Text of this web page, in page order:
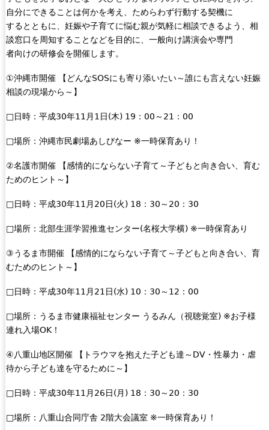
-
m
a
)
d
s
e
a
自分にできることは何かを考え、ためらわず行動する契機に
するとともに、妊娠や子育てに悩む親が気軽に相談できるよう、相
談窓口を周知することなどを目的に、一般向け講演会や専門
者向けの研修会を開催します。
①沖縄市開催 【どんなSOSにも寄り添いたい～誰にも言えない妊娠
相談の現場から～】
□日時：平成30年11月1日(木) 19：00～21：00
□場所：沖縄市民劇場あしびなー ※一時保育あり！
②名護市開催 【感情的にならない子育て～子どもと向き合い、育む
ためのヒント～】
□日時：平成30年11月20日(火) 18：30～20：30
□場所：北部生涯学習推進センター(名桜大学横) ※一時保育あり
③うるま市開催 【感情的にならない子育て～子どもと向き合い、育
むためのヒント～】
□日時：平成30年11月21日(水) 10：30～12：00
□場所：うるま市健康福祉センター うるみん（視聴覚室) ※お子様
連れ入場OK！
④八重山地区開催 【トラウマを抱えた子ども達～DV・性暴力・虐
待から子ども達を守るために～】
□日時：平成30年11月26日(月) 18：30～20：30
□場所：八重山合同庁舎 2階大会議室 ※一時保育あり！